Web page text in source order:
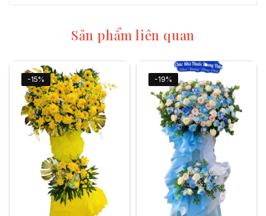
Sản phẩm liên quan
-15% -19%